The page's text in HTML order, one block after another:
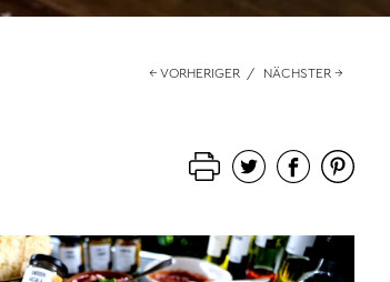
← VORHERIGER / NÄCHSTER →